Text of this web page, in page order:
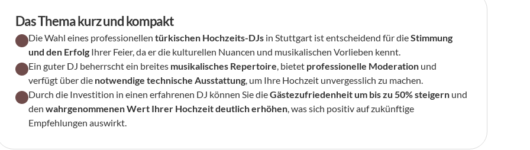
Das Thema kurz und kompakt
Die Wahl eines professionellen türkischen Hochzeits-DJs in Stuttgart ist entscheidend für die Stimmung
und den Erfolg Ihrer Feier, da er die kulturellen Nuancen und musikalischen Vorlieben kennt.
Ein guter DJ beherrscht ein breites musikalisches Repertoire, bietet professionelle Moderation und
verfügt über die notwendige technische Ausstattung, um Ihre Hochzeit unvergesslich zu machen.
Durch die Investition in einen erfahrenen DJ können Sie die Gästezufriedenheit um bis zu 50% steigern und
den wahrgenommenen Wert Ihrer Hochzeit deutlich erhöhen, was sich positiv auf zukünftige
Empfehlungen auswirkt.